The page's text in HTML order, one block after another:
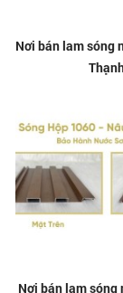
Nơi bán lam sóng
Nơi bán lam sóng